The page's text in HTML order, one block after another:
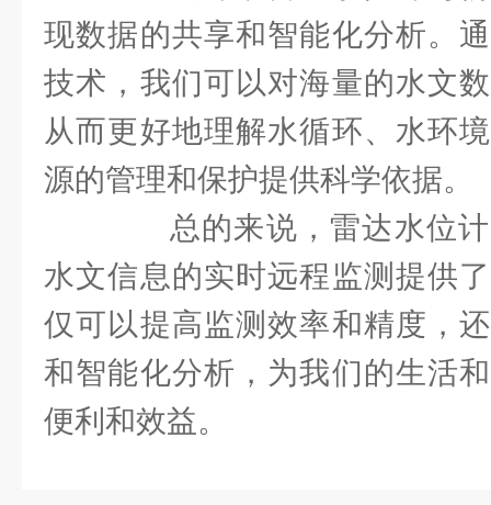
现数据的共享和智能化分析。
技术，我们可以对海量的水文
从而更好地理解水循环、水环
源的管理和保护提供科学依据。
总的来说，雷达水位计
水文信息的实时远程监测提供
仅可以提高监测效率和精度，
和智能化分析，为我们的生活
便利和效益。